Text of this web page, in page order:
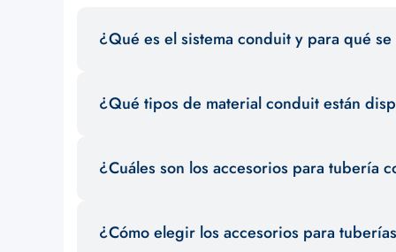
¿Qué es el sistema conduit y para qué
garantizar la seguridad y el orden en la distribución de
¿Qué tipos de material conduit están
selección para satisfacer las necesidades de tus
¿Cuáles son los accesorios para tubería
asegurar una instalación eficiente y segura.
¿Cómo elegir los accesorios para